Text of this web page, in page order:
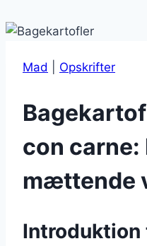
Mad Opskrifter
con carne:
mættende
Introduktion